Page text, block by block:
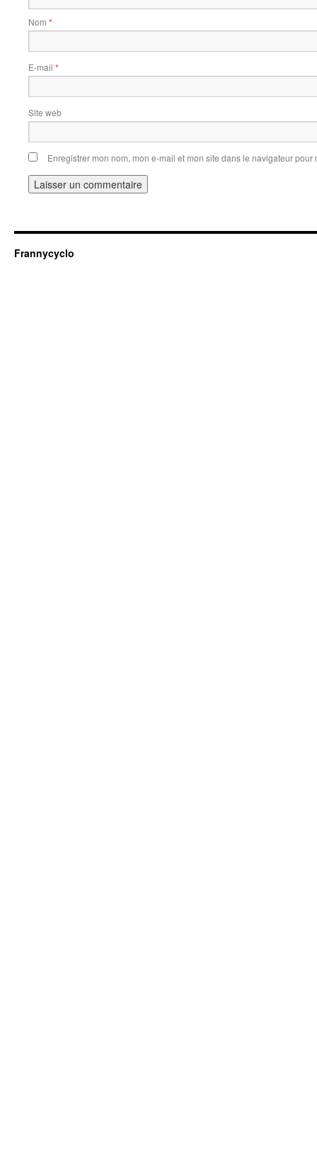
Nom *
E-mail *
Site web
Enregistrer mon nom, mon e-mail et mon site dans le navigateur
Frannycyclo